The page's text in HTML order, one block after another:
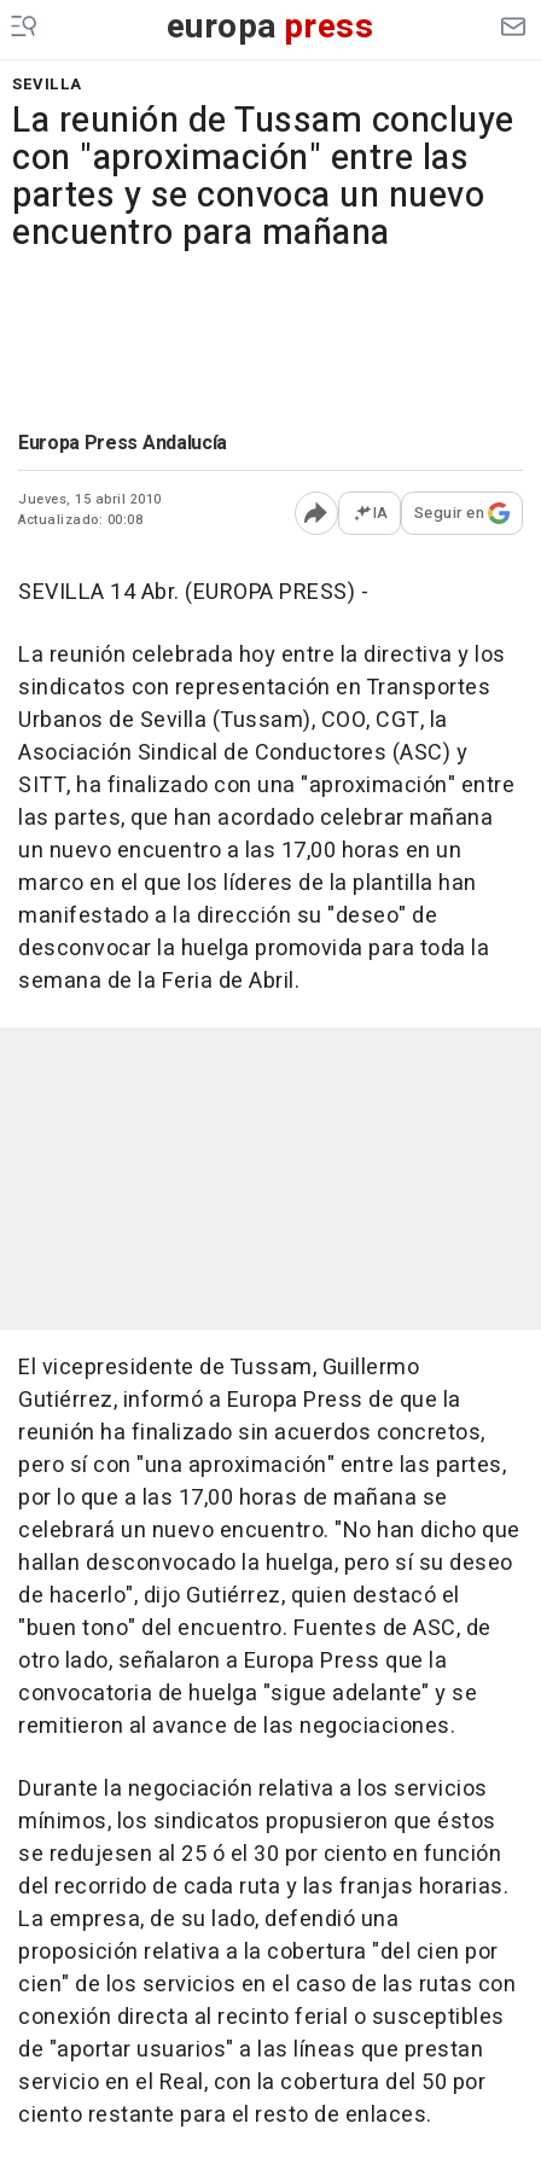
europa press
SEVILLA
La reunión de Tussam concluye
con "aproximación" entre las
partes y se convoca un nuevo
encuentro para mañana
Europa Press Andalucía
Jueves, 15 abril 2010
Actualizado: 00:08
Abrir opciones para
IA Seguir en
SEVILLA 14 Abr. (EUROPA PRESS) -
La reunión celebrada hoy entre la directiva y los
sindicatos con representación en Transportes
Urbanos de Sevilla (Tussam), COO, CGT, la
Asociación Sindical de Conductores (ASC) y
SITT, ha finalizado con una "aproximación" entre
las partes, que han acordado celebrar mañana
un nuevo encuentro a las 17,00 horas en un
marco en el que los líderes de la plantilla han
manifestado a la dirección su "deseo" de
desconvocar la huelga promovida para toda la
semana de la Feria de Abril.
El vicepresidente de Tussam, Guillermo
Gutiérrez, informó a Europa Press de que la
reunión ha finalizado sin acuerdos concretos,
pero sí con "una aproximación" entre las partes,
por lo que a las 17,00 horas de mañana se
celebrará un nuevo encuentro. "No han dicho que
hallan desconvocado la huelga, pero sí su deseo
de hacerlo", dijo Gutiérrez, quien destacó el
"buen tono" del encuentro. Fuentes de ASC, de
otro lado, señalaron a Europa Press que la
convocatoria de huelga "sigue adelante" y se
remitieron al avance de las negociaciones.
Durante la negociación relativa a los servicios
mínimos, los sindicatos propusieron que éstos
se redujesen al 25 ó el 30 por ciento en función
del recorrido de cada ruta y las franjas horarias.
La empresa, de su lado, defendió una
proposición relativa a la cobertura "del cien por
cien" de los servicios en el caso de las rutas con
conexión directa al recinto ferial o susceptibles
de "aportar usuarios" a las líneas que prestan
servicio en el Real, con la cobertura del 50 por
ciento restante para el resto de enlaces.